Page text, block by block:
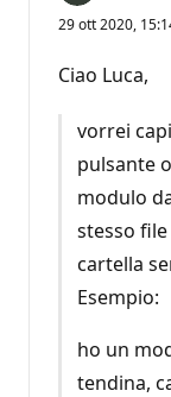
29 ott 2020,
Ciao Luca,
vorrei
pulsante
modulo
stesso
cartella
Esempio:
ho un
tendina,